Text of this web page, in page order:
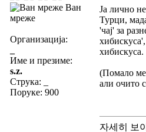
Ван
мреже
Организација:
Име и презиме:
s.z.
Струка:
Поруке: 900
Ја лично
Турци,
'чај' за
хибискуса.
(Помало ме
али очито
자세히 보